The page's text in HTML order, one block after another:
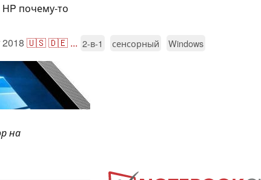
почему-то
🇺🇸🇩🇪 ... 2-в-1 сенсорный Windows
на